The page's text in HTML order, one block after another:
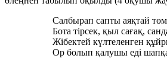
Салбырап сапты аяқтай
Бота тірсек, қыл сағақ,
Жібектей күлтеленген
Ор болып қалушы еді